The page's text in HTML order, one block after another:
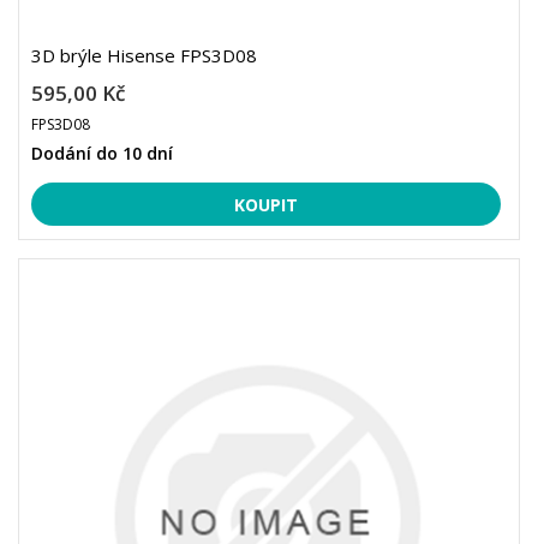
3D brýle Hisense FPS3D08
595,00 Kč
FPS3D08
Dodání do 10 dní